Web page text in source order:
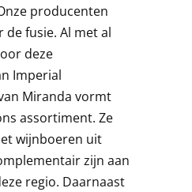
producenten
de fusie. Al met al
deze
Imperial
Miranda vormt
assortiment. Ze
wijnboeren uit
zijn aan
regio. Daarnaast